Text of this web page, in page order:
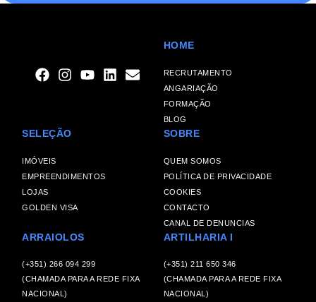
HOME
RECRUTAMENTO
ANGARIAÇÃO
FORMAÇÃO
BLOG
SELEÇÃO
IMÓVEIS
EMPREENDIMENTOS
LOJAS
GOLDEN VISA
SOBRE
QUEM SOMOS
POLÍTICA DE PRIVACIDADE
COOKIES
CONTACTO
CANAL DE DENUNCIAS
ARRAIOLOS
(+351) 266 094 299
(CHAMADA PARA A REDE FIXA
NACIONAL)
ARTILHARIA I
(+351) 211 650 346
(CHAMADA PARA A REDE FIXA
NACIONAL)